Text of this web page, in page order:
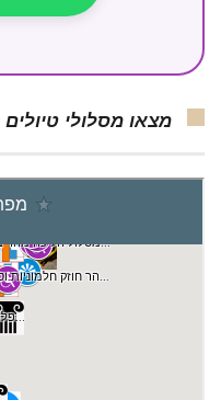
מצאו מסלולי טיולים